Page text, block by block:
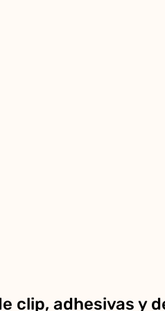
clip, adhesivas y